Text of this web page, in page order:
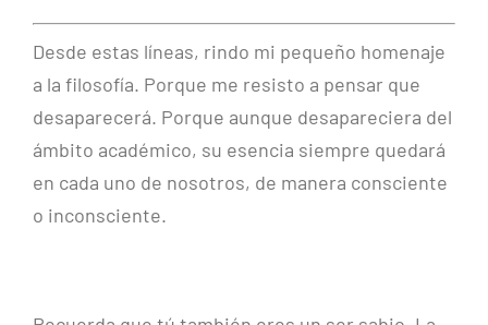
Desde estas líneas, rindo mi pequeño homenaje
a la filosofía. Porque me resisto a pensar que
desaparecerá. Porque aunque desapareciera del
ámbito académico, su esencia siempre quedará
en cada uno de nosotros, de manera consciente
o inconsciente.